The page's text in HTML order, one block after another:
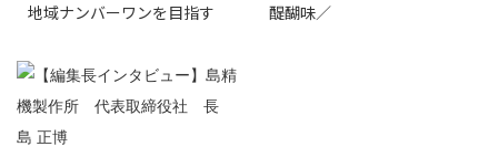
地域ナンバーワンを目指す
醍醐味／